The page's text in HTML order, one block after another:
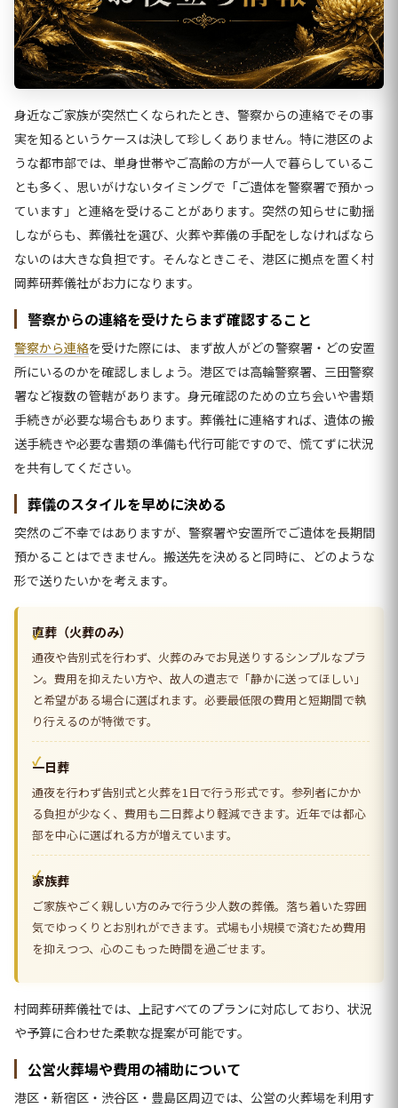
身近なご家族が突然亡くなられたとき、警察からの連絡でその事
実を知るというケースは決して珍しくありません。特に港区のよ
うな都市部では、単身世帯やご高齢の方が一人で暮らしているこ
とも多く、思いがけないタイミングで「ご遺体を警察署で預かっ
ています」と連絡を受けることがあります。突然の知らせに動揺
しながらも、葬儀社を選び、火葬や葬儀の手配をしなければなら
ないのは大きな負担です。そんなときこそ、港区に拠点を置く村
岡葬研葬儀社がお力になります。
警察からの連絡を受けたらまず確認すること
警察から連絡を受けた際には、まず故人がどの警察署・どの安置
所にいるのかを確認しましょう。港区では高輪警察署、三田警察
署など複数の管轄があります。身元確認のための立ち会いや書類
手続きが必要な場合もあります。葬儀社に連絡すれば、遺体の搬
送手続きや必要な書類の準備も代行可能ですので、慌てずに状況
を共有してください。
葬儀のスタイルを早めに決める
突然のご不幸ではありますが、警察署や安置所でご遺体を長期間
預かることはできません。搬送先を決めると同時に、どのような
形で送りたいかを考えます。
直葬（火葬のみ）
通夜や告別式を行わず、火葬のみでお見送りするシンプルなプラ
ン。費用を抑えたい方や、故人の遺志で「静かに送ってほしい」
と希望がある場合に選ばれます。必要最低限の費用と短期間で執
り行えるのが特徴です。
一日葬
通夜を行わず告別式と火葬を1日で行う形式です。参列者にかか
る負担が少なく、費用も二日葬より軽減できます。近年では都心
部を中心に選ばれる方が増えています。
家族葬
ご家族やごく親しい方のみで行う少人数の葬儀。落ち着いた雰囲
気でゆっくりとお別れができます。式場も小規模で済むため費用
を抑えつつ、心のこもった時間を過ごせます。
村岡葬研葬儀社では、上記すべてのプランに対応しており、状況
や予算に合わせた柔軟な提案が可能です。
公営火葬場や費用の補助について
港区・新宿区・渋谷区・豊島区周辺では、公営の火葬場を利用す